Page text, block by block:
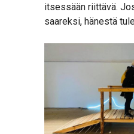
itsessään riittävä.
saareksi, hänestä